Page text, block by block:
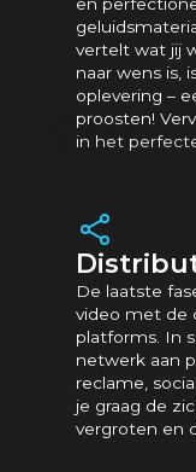
vertelt wat jij
naar wens is,
oplevering –
proosten!
in het
De laatste
video met de
platforms. In
netwerk aan
reclame,
je graag de
vergroten en